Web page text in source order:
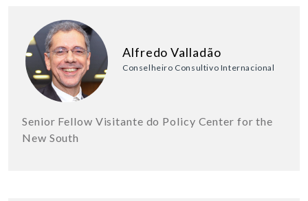
Alfredo Valladão
Conselheiro Consultivo Internacional
Senior Fellow Visitante do Policy Center for the
New South